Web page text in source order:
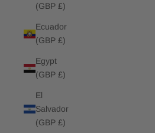
(GBP £)
Ecuador
(GBP £)
Egypt
(GBP £)
El
Salvador
(GBP £)